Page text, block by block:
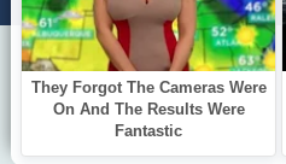
Путь ариев: Украина в духовной
Путь ариев: Украина в духовной
Путь ариев: Украина в духовной